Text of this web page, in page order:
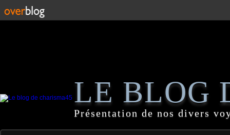
LE BLOG
Présentation de nos divers